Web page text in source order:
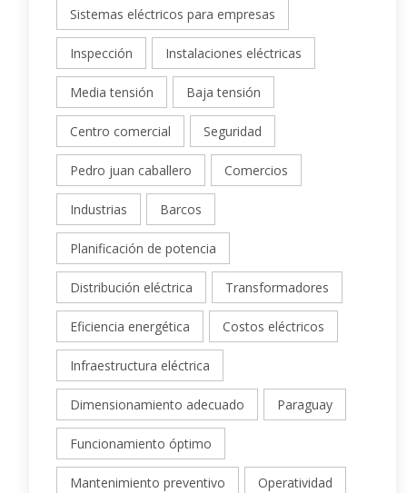
Sistemas eléctricos para empresas
Inspección Instalaciones eléctricas
Media tensión Baja tensión
Centro comercial Seguridad
Pedro juan caballero Comercios
Industrias Barcos
Planificación de potencia
Distribución eléctrica Transformadores
Eficiencia energética Costos eléctricos
Infraestructura eléctrica
Dimensionamiento adecuado Paraguay
Funcionamiento óptimo
Mantenimiento preventivo Operatividad